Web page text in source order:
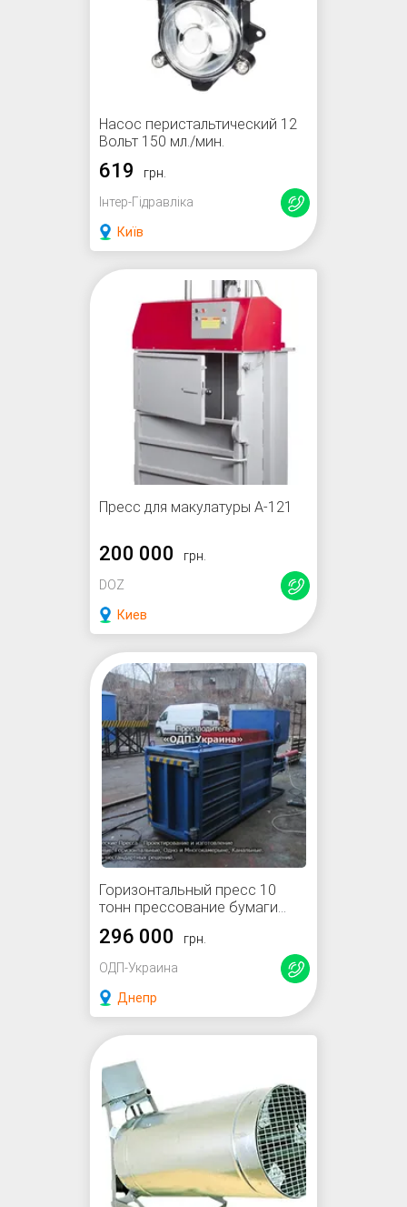
Насос перистальтический 12
Вольт 150 мл./мин.
619
грн.
Інтер-Гідравліка
Київ
Пресс для макулатуры А-121
200 000
грн.
DOZ
Киев
Горизонтальный пресс 10
тонн прессование бумаги
картона макулатуры и
пластика пленки ПЭТ бутылки
296 000
грн.
ОДП-Украина
Днепр